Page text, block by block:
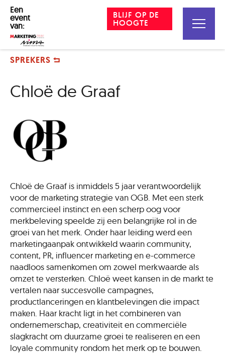
BLIJF OP DE
HOOGTE
Een
event
van:
SPREKERS
Chloë de Graaf
Chloë de Graaf is inmiddels 5 jaar verantwoordelijk
voor de marketing strategie van OGB. Met een sterk
commercieel instinct en een scherp oog voor
merkbeleving speelde zij een belangrijke rol in de
groei van het merk. Onder haar leiding werd een
marketingaanpak ontwikkeld waarin community,
content, PR, influencer marketing en e-commerce
naadloos samenkomen om zowel merkwaarde als
omzet te versterken. Chloë weet kansen in de markt te
vertalen naar succesvolle campagnes,
productlanceringen en klantbelevingen die impact
maken. Haar kracht ligt in het combineren van
ondernemerschap, creativiteit en commerciële
slagkracht om duurzame groei te realiseren en een
loyale community rondom het merk op te bouwen.